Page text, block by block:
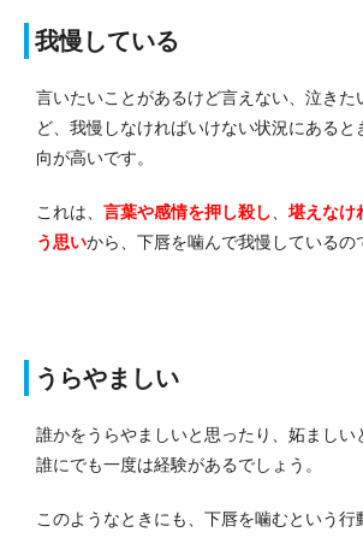
我慢している
言いたいことがあるけど言えない、泣きた
ど、我慢しなければいけない状況にあると
向が高いです。
これは、 言葉や感情を押し殺し、 堪えなけ
う思いから、下唇を噛んで我慢しているの
うらやましい
誰かをうらやましいと思ったり、妬ましい
誰にでも一度は経験があるでしょう。
このようなときにも、下唇を噛むという行